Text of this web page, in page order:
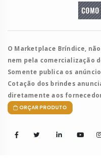
O Marketplace Bríndice,
nem pela comercialização
Somente publica os
Cotação dos brindes
diretamente aos
ORÇAR PRODUTO